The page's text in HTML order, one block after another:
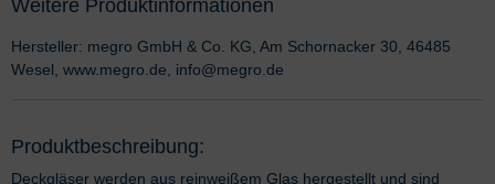
Weitere Produktinformationen
Hersteller: megro GmbH & Co. KG, Am Schornacker 30, 46485
Wesel, www.megro.de, info@megro.de
Produktbeschreibung:
Deckgläser werden aus reinweißem Glas hergestellt und sind